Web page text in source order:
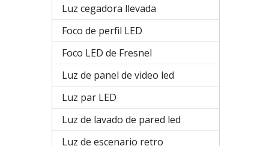
Luz cegadora llevada
Foco de perfil LED
Foco LED de Fresnel
Luz de panel de video led
Luz par LED
Luz de lavado de pared led
Luz de escenario retro